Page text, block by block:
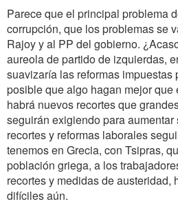
Parece que el principal problema
corrupción, que los problemas se
Rajoy y al PP del gobierno.
aureola de partido de izquierdas,
suavizaría las reformas
posible que algo hagan mejor que
habrá nuevos recortes que
seguirán exigiendo para
recortes y reformas laborales
tenemos en Grecia, con Tsipras,
población griega, a los
recortes y medidas de austeridad,
difíciles aún.